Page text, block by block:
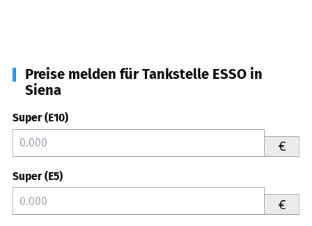
Preise melden für Tankstelle ESSO in
Siena
Super (E10)
€
Super (E5)
€